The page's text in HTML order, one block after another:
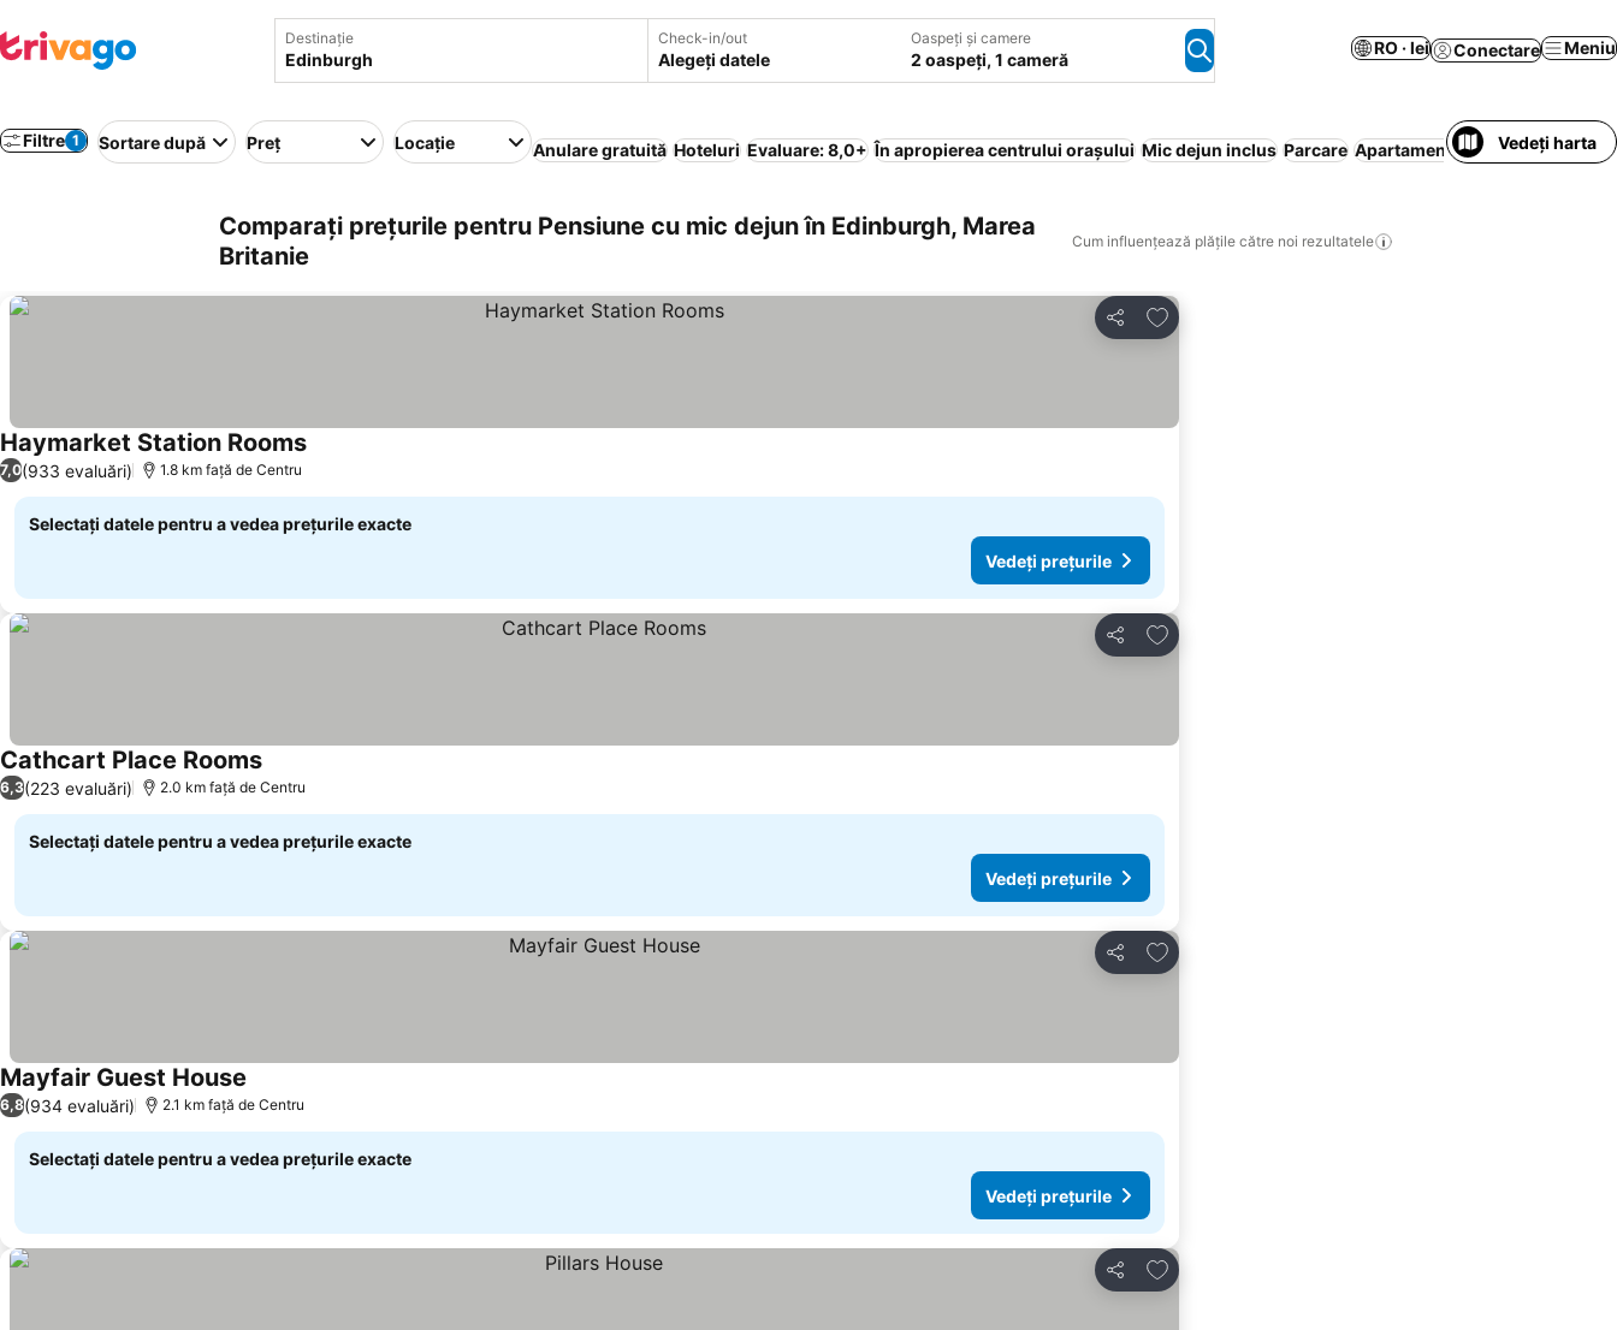
Destinație Check-in/out
Alegeți datele
Oaspeți și camere
2 oaspeți, 1 cameră
RO · lei Conectare Meniu
Filtre 1 Sortare după Preț Locație Anulare gratuită Hoteluri Evaluare: 8,0+ În apropierea centrului orașului Mic dejun inclus Parcare Apartament în regim hotelier
Vedeți harta
Comparați prețurile pentru Pensiune cu mic dejun în Edinburgh, Marea
Britanie
Cum influențează plățile către noi rezultatele
Distribuiți
Adăugaţi la favorite
Haymarket Station RoomsVedeți prețurile
7,0(933 evaluări) 1.8 km faţă de Centru
Selectați datele pentru a vedea prețurile exacte
Vedeți prețurile
Distribuiți
Adăugaţi la favorite
Cathcart Place RoomsVedeți prețurile
6,3(223 evaluări) 2.0 km faţă de Centru
Selectați datele pentru a vedea prețurile exacte
Vedeți prețurile
Distribuiți
Adăugaţi la favorite
Mayfair Guest House
6,8(934 evaluări) 2.1 km faţă de Centru
Selectați datele pentru a vedea prețurile exacte
Vedeți prețurile
Distribuiți
Adăugaţi la favorite